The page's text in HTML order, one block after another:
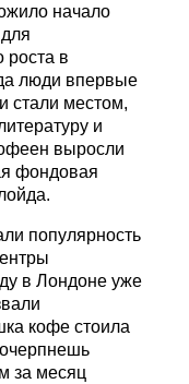
начало
роста в
люди впервые
стали местом,
и
выросли
фондовая
популярность
в Лондоне уже
кофе стоила
за месяц